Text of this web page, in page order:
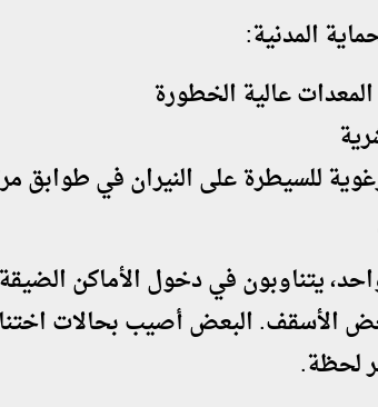
المدنية:
عالية الخطورة
للسيطرة على النيران في طوابق
يتناوبون في دخول الأماكن الضيقة
الأسقف. البعض أصيب بحالات
لحظة.